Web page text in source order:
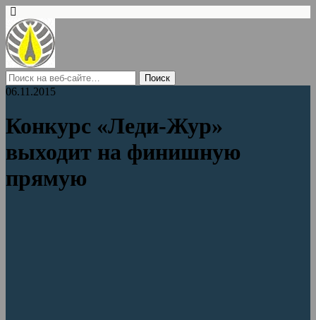
06.11.2015
Конкурс «Леди-Жур»
выходит на финишную
прямую